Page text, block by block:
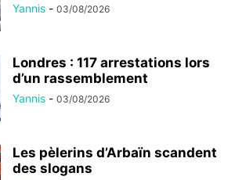
Yannis - 03/08/2026
Londres : 117 arrestations lors
d’un rassemblement
Yannis - 03/08/2026
Les pèlerins d’Arbaïn scandent
des slogans